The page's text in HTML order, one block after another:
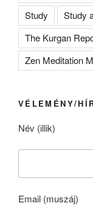
Study
Study
The Kurgan
Zen Meditation
VÉLEMÉNY/
Név (illik)
Email (muszáj)